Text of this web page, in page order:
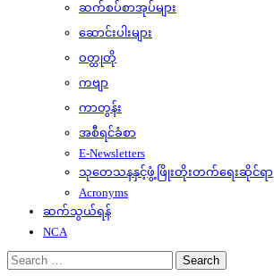
ဆက်စပ်စာအုပ်များ
ဆောင်းပါးများ
ဝတ္ထုတို
ကဗျာ
ကာတွန်း
အစီရင်ခံစာ
E-Newsletters
သုတေသနနှင့်ဖွံ့ဖြိုးတိုးတက်ရေးဆိုင်ရာ
Acronyms
ဆက်သွယ်ရန်
NCA
Search
for: